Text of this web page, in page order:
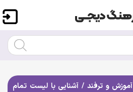
آموزش و ترفند / آشنایی با لیست تمام